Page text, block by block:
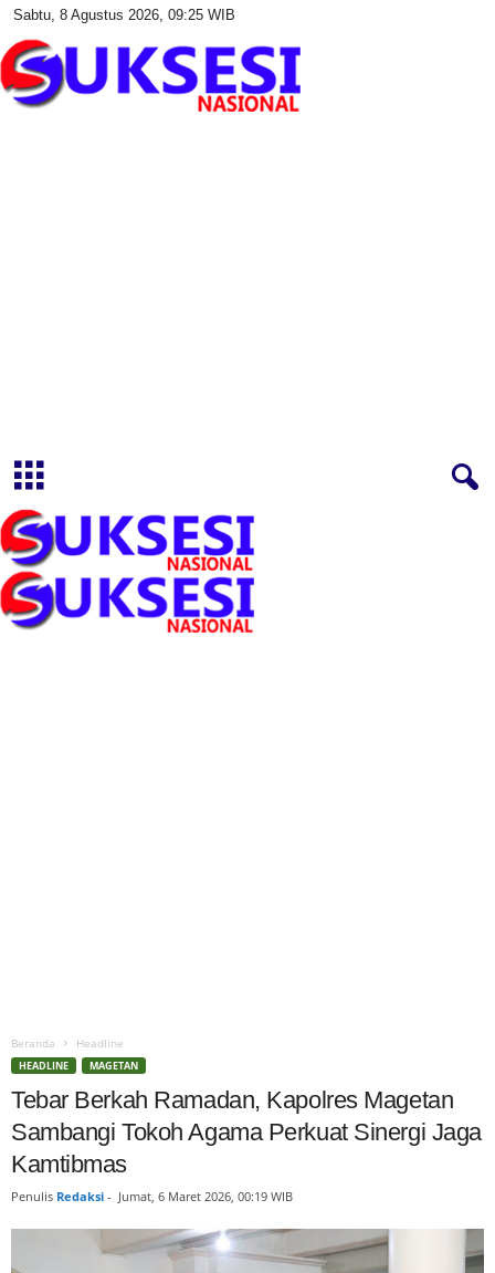
Sabtu, 8 Agustus 2026, 09:25 WIB
Beranda Headline
HEADLINE MAGETAN
Tebar Berkah Ramadan, Kapolres Magetan
Sambangi Tokoh Agama Perkuat Sinergi Jaga
Kamtibmas
Penulis Redaksi - Jumat, 6 Maret 2026, 00:19 WIB